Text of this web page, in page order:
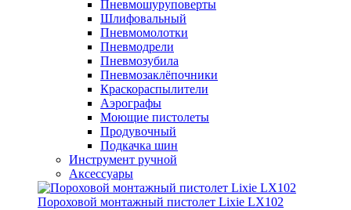
Пневмошуруповерты
Шлифовальный
Пневмомолотки
Пневмодрели
Пневмозубила
Пневмозаклёпочники
Краскораспылители
Аэрографы
Моющие пистолеты
Продувочный
Подкачка шин
Инструмент ручной
Аксессуары
Пороховой монтажный пистолет Lixie LX102